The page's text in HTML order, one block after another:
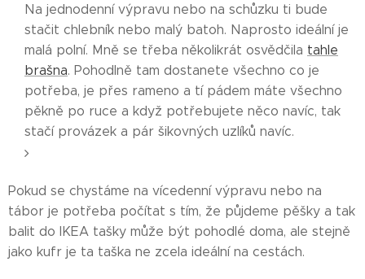
Na jednodenní výpravu nebo na schůzku ti bude
stačit chlebník nebo malý batoh. Naprosto ideální je
malá polní. Mně se třeba několikrát osvědčila tahle
brašna. Pohodlně tam dostanete všechno co je
potřeba, je přes rameno a tí pádem máte všechno
pěkně po ruce a když potřebujete něco navíc, tak
stačí provázek a pár šikovných uzlíků navíc.
Pokud se chystáme na vícedenní výpravu nebo na
tábor je potřeba počítat s tím, že půjdeme pěšky a tak
balit do IKEA tašky může být pohodlé doma, ale stejně
jako kufr je ta taška ne zcela ideální na cestách.